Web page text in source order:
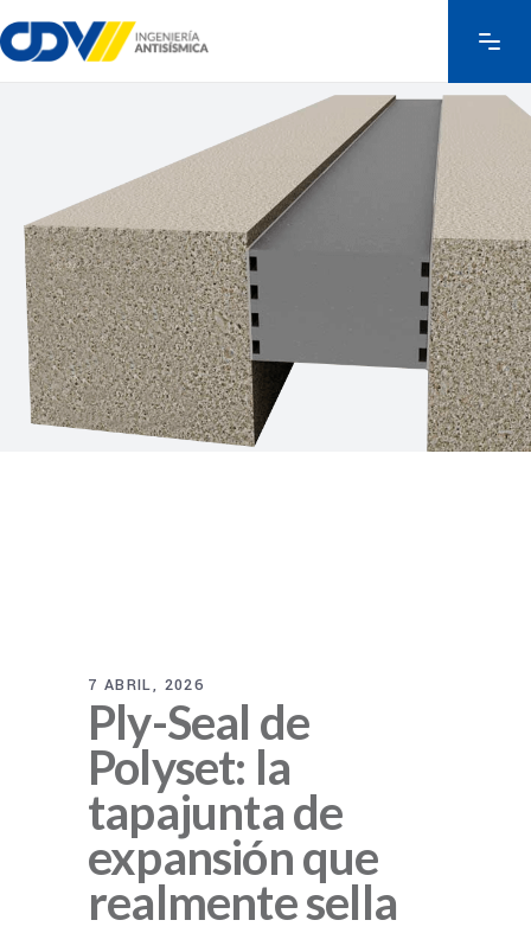
7 ABRIL, 2026
Ply-Seal de
Polyset: la
tapajunta de
expansión que
realmente sella